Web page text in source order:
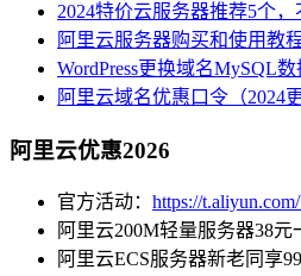
2024特价云服务器推荐5个，
阿里云服务器购买和使用教
WordPress更换域名MySQL
阿里云域名优惠口令（2024更
阿里云优惠2026
官方活动： https://
阿里云200M轻量服务器38元
阿里云ECS服务器新老同享